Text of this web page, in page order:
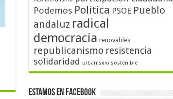
Podemos Política PSOE Pueblo
andaluz radical
democracia renovables
republicanismo resistencia
solidaridad urbanismo sostenible
Estamos en Facebook